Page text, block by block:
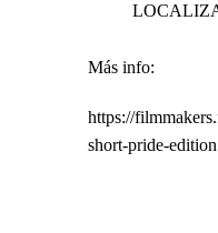
Más info:
https://
short-pride-edition